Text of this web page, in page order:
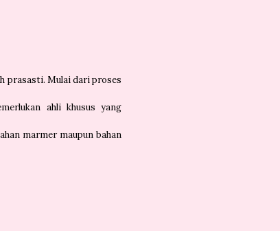
prasasti. Mulai dari proses
ahli khusus yang
marmer maupun bahan